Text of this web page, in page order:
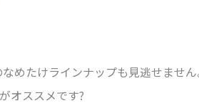
めたけラインナップも見逃せませ
オススメです?